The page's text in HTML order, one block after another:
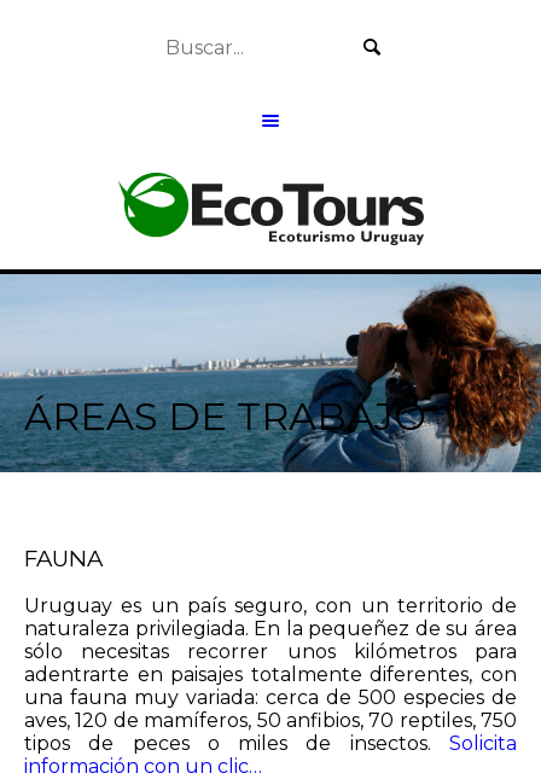
ÁREAS DE TRABAJO
FAUNA
Uruguay es un país seguro, con un territorio de
naturaleza privilegiada. En la pequeñez de su área
sólo necesitas recorrer unos kilómetros para
adentrarte en paisajes totalmente diferentes, con
una fauna muy variada: cerca de 500 especies de
aves, 120 de mamíferos, 50 anfibios, 70 reptiles, 750
tipos de peces o miles de insectos. Solicita
información con un clic…